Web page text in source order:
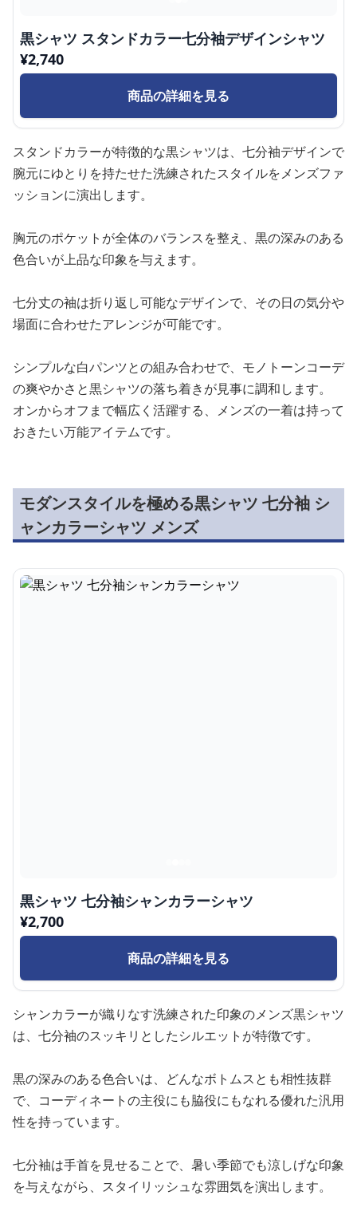
黒シャツ スタンドカラー七分袖デザインシャツ
¥2,740
商品の詳細を見る
スタンドカラーが特徴的な黒シャツは、七分袖デザインで
腕元にゆとりを持たせた洗練されたスタイルをメンズファ
ッションに演出します。
胸元のポケットが全体のバランスを整え、黒の深みのある
色合いが上品な印象を与えます。
七分丈の袖は折り返し可能なデザインで、その日の気分や
場面に合わせたアレンジが可能です。
シンプルな白パンツとの組み合わせで、モノトーンコーデ
の爽やかさと黒シャツの落ち着きが見事に調和します。
オンからオフまで幅広く活躍する、メンズの一着は持って
おきたい万能アイテムです。
モダンスタイルを極める黒シャツ 七分袖 シ
ャンカラーシャツ メンズ
黒シャツ 七分袖シャンカラーシャツ
¥2,700
商品の詳細を見る
シャンカラーが織りなす洗練された印象のメンズ黒シャツ
は、七分袖のスッキリとしたシルエットが特徴です。
黒の深みのある色合いは、どんなボトムスとも相性抜群
で、コーディネートの主役にも脇役にもなれる優れた汎用
性を持っています。
七分袖は手首を見せることで、暑い季節でも涼しげな印象
を与えながら、スタイリッシュな雰囲気を演出します。